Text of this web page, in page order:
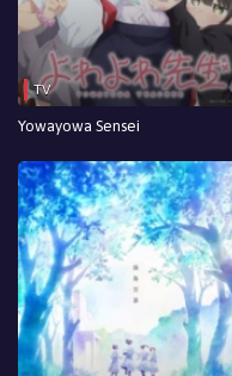
TV
Yowayowa Sensei